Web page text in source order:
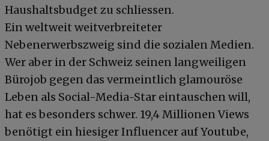
Haushaltsbudget zu schliessen.
Ein weltweit weitverbreiteter
Nebenerwerbszweig sind die sozialen Medien.
Wer aber in der Schweiz seinen langweiligen
Bürojob gegen das vermeintlich glamouröse
Leben als Social-Media-Star eintauschen will,
hat es besonders schwer. 19,4 Millionen Views
benötigt ein hiesiger Influencer auf Youtube,